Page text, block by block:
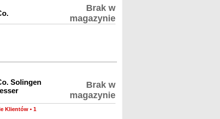
Brak w
magazynie
Solingen
Brak w
magazynie
Klientów • 1